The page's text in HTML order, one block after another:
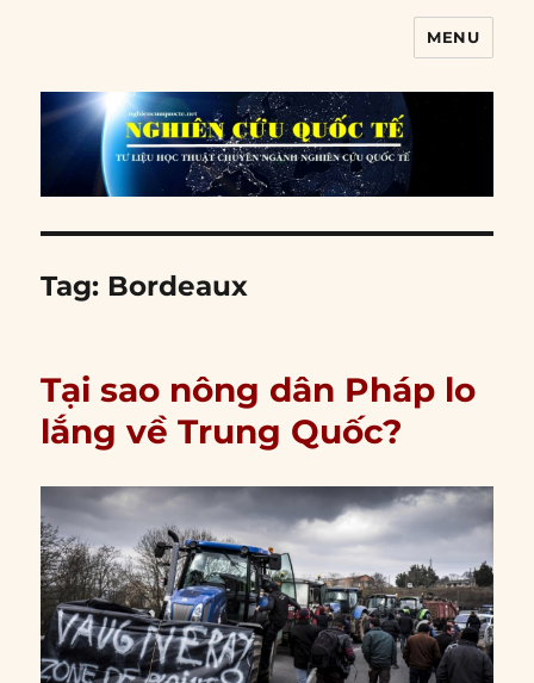
MENU
Tag: Bordeaux
Tại sao nông dân Pháp lo
lắng về Trung Quốc?